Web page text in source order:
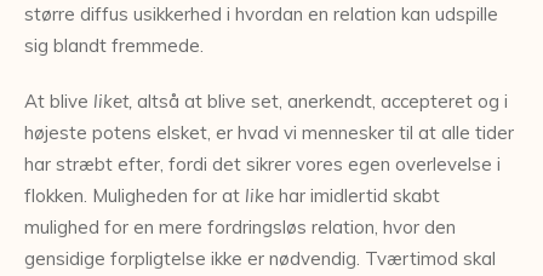
større diffus usikkerhed i hvordan en relation kan udspille
sig blandt fremmede.
At blive liket, altså at blive set, anerkendt, accepteret og i
højeste potens elsket, er hvad vi mennesker til at alle tider
har stræbt efter, fordi det sikrer vores egen overlevelse i
flokken. Muligheden for at like har imidlertid skabt
mulighed for en mere fordringsløs relation, hvor den
gensidige forpligtelse ikke er nødvendig. Tværtimod skal